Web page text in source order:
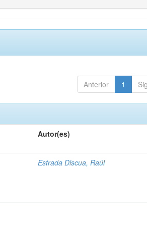
Anterior 1
Autor(es)
Estrada Discua, Raúl